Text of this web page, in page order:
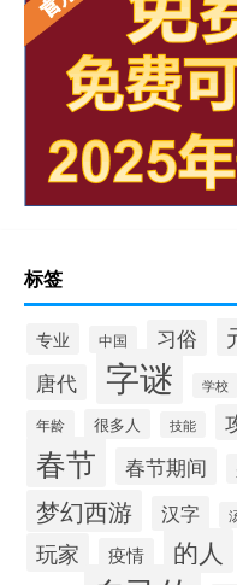
标签
专业 中国 习俗
唐代 字谜 学校
年龄 很多人 技能
春节 春节期间
梦幻西游 汉字
玩家 疫情 的人